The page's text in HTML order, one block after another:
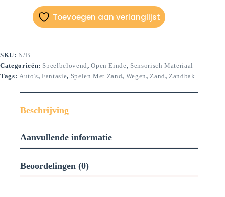
Toevoegen aan verlanglijst
SKU:N/B
Categorieën: Speelbelovend,Open Einde, Sensorisch Materiaal
Tags: Auto's,Fantasie, Spelen Met Zand, Wegen,Zand,Zandbak
Beschrijving
Aanvullende informatie
Beoordelingen (0)